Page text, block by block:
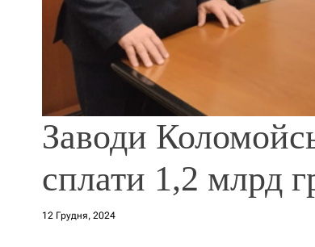
Заводи
сплати 1,2 млрд
12 Грудня, 2024